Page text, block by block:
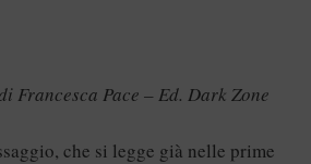
Francesca Pace – Ed. Dark Zone
che si legge già nelle prime